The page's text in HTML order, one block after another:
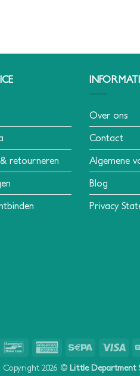
retourneren
Over ons
Contact
Algemene
Blog
Privacy
BancontactAmerican Sepa Visa
Copyright 2026 © Little Department